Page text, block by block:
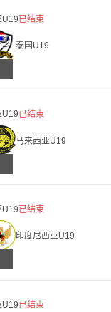
U19已结束
泰国U19
U19已结束
马来西亚U19
U19已结束
印度尼西亚U19
U19已结束